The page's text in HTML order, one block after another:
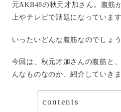
元AKB48の秋元才加さん。腹筋
上やテレビで話題になっています
いったいどんな腹筋なのでしょ
今回は、秋元才加さんの腹筋と
んなものなのか、紹介していきま
contents